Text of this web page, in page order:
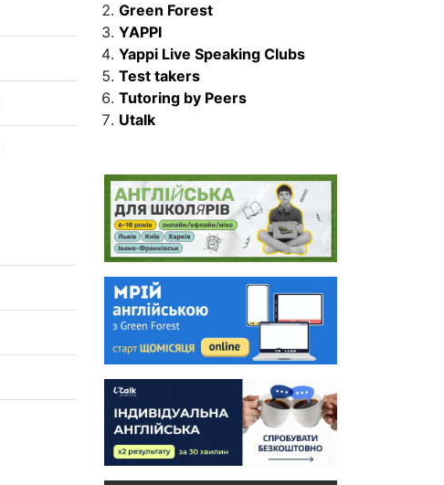
Green Forest
YAPPI
Yappi Live Speaking Clubs
Test takers
Tutoring by Peers
Utalk